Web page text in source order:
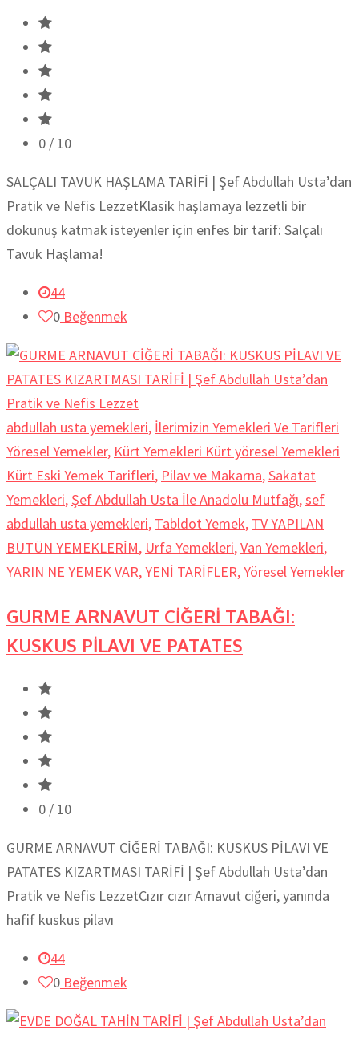
0 / 10
SALÇALI TAVUK HAŞLAMA TARİFİ | Şef Abdullah Usta’dan
Pratik ve Nefis LezzetKlasik haşlamaya lezzetli bir
dokunuş katmak isteyenler için enfes bir tarif: Salçalı
Tavuk Haşlama!
44
0 Beğenmek
abdullah usta yemekleri, İlerimizin Yemekleri Ve Tarifleri
Yöresel Yemekler, Kürt Yemekleri Kürt yöresel Yemekleri
Kürt Eski Yemek Tarifleri, Pilav ve Makarna,Sakatat
Yemekleri, Şef Abdullah Usta İle Anadolu Mutfağı,sef
abdullah usta yemekleri, Tabldot Yemek, TV YAPILAN
BÜTÜN YEMEKLERİM, Urfa Yemekleri,Van Yemekleri,
YARIN NE YEMEK VAR,YENİ TARİFLER,Yöresel Yemekler
GURME ARNAVUT CİĞERİ TABAĞI:
KUSKUS PİLAVI VE PATATES
0 / 10
GURME ARNAVUT CİĞERİ TABAĞI: KUSKUS PİLAVI VE
PATATES KIZARTMASI TARİFİ | Şef Abdullah Usta’dan
Pratik ve Nefis LezzetCızır cızır Arnavut ciğeri, yanında
hafif kuskus pilavı
44
0 Beğenmek